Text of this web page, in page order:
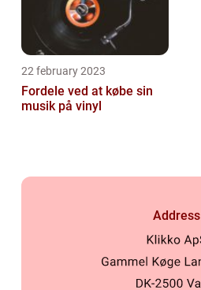
22 february 2023
Fordele ved at købe sin
musik på vinyl
Address